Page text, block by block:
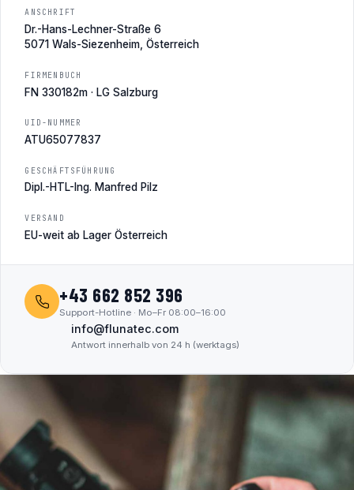
ANSCHRIFT
Dr.-Hans-Lechner-Straße 6
5071 Wals-Siezenheim, Österreich
FIRMENBUCH
FN 330182m · LG Salzburg
UID-NUMMER
ATU65077837
GESCHÄFTSFÜHRUNG
Dipl.-HTL-Ing. Manfred Pilz
VERSAND
EU-weit ab Lager Österreich
+43 662 852 396
Support-Hotline · Mo–Fr 08:00–16:00
info@flunatec.com
Antwort innerhalb von 24 h (werktags)